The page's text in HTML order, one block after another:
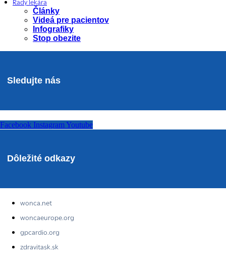
Rady lekára
Články
Videá pre pacientov
Infografiky
Stop obezite
Sledujte nás
Facebook Instagram Youtube
Dôležité odkazy
wonca.net
woncaeurope.org
gpcardio.org
zdravitask.sk